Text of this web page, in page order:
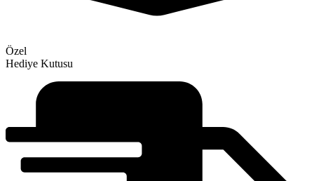
Özel
Hediye Kutusu